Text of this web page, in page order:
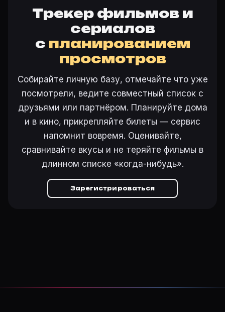
Трекер фильмов и
сериалов
с планированием
просмотров
Собирайте личную базу, отмечайте что уже
посмотрели, ведите совместный список с
друзьями или партнёром. Планируйте дома
и в кино, прикрепляйте билеты — сервис
напомнит вовремя. Оценивайте,
сравнивайте вкусы и не теряйте фильмы в
длинном списке «когда-нибудь».
Зарегистрироваться